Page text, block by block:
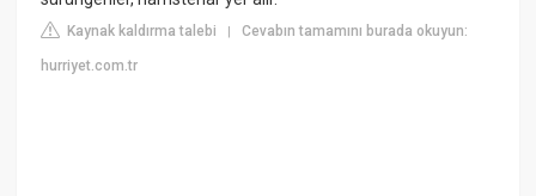
Kaynak kaldırma talebi |Cevabın tamamını burada okuyun:
hurriyet.com.tr